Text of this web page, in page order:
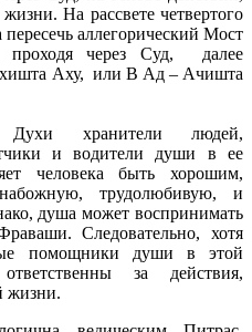
На рассвете четвертого
аллегорический Мост
проходя через Суд, далее
Аху, или В Ад – Ачишта
Духи хранители людей,
и водители души в ее
человека быть хорошим,
трудолюбивую, и
душа может воспринимать
Следовательно, хотя
помощники души в этой
за действия,
жизни.